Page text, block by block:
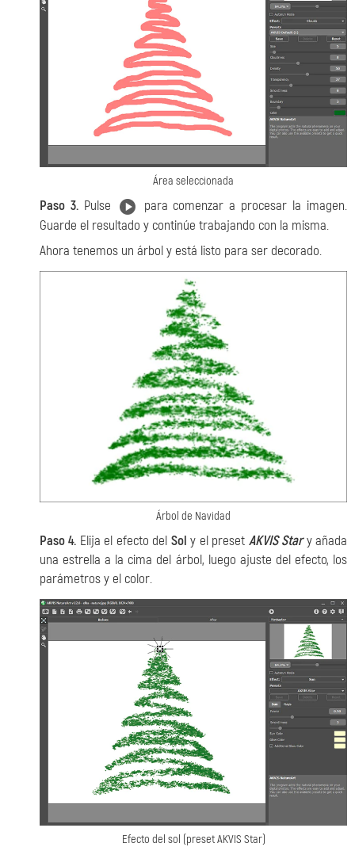
Área seleccionada
Paso 3.Pulse
para comenzar a procesar la imagen.
Guarde el resultado y continúe trabajando con la misma.
Ahora tenemos un árbol y está listo para ser decorado.
Árbol de Navidad
Paso 4. Elija el efecto del Sol y el preset AKVIS Stary añada
una estrella a la cima del árbol, luego ajuste del efecto, los
parámetros y el color.
Efecto del sol (preset AKVIS Star)